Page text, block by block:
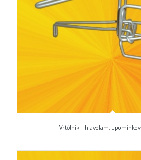
Vrtůlník - hlavolam,